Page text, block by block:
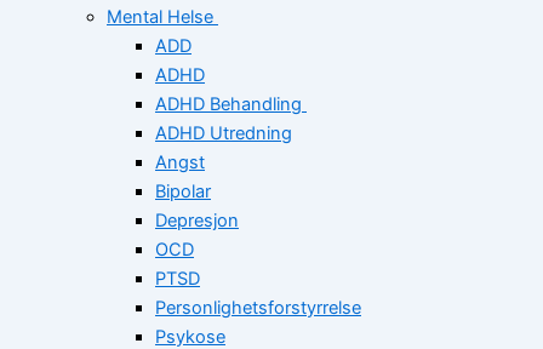
Mental Helse
ADD
ADHD
ADHD Behandling
ADHD Utredning
Angst
Bipolar
Depresjon
OCD
PTSD
Personlighetsforstyrrelse
Psykose